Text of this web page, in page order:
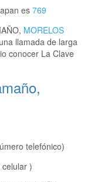
es 769
MORELOS
llamada de larga
conocer La Clave
telefónico)
)